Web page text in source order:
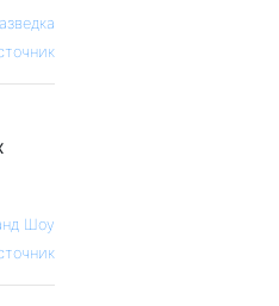
Шоу